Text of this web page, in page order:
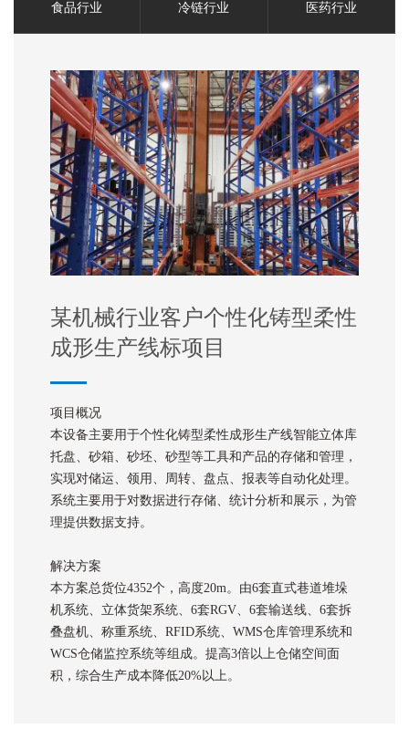
食品行业 冷链行业 医药行业
某机械行业客户个性化铸型柔性
成形生产线标项目
项目概况
本设备主要用于个性化铸型柔性成形生产线智能立体库
托盘、砂箱、砂坯、砂型等工具和产品的存储和管理，
实现对储运、领用、周转、盘点、报表等自动化处理。
系统主要用于对数据进行存储、统计分析和展示，为管
理提供数据支持。
解决方案
本方案总货位4352个，高度20m。由6套直式巷道堆垛
机系统、立体货架系统、6套RGV、6套输送线、6套拆
叠盘机、称重系统、RFID系统、WMS仓库管理系统和
WCS仓储监控系统等组成。提高3倍以上仓储空间面
积，综合生产成本降低20%以上。